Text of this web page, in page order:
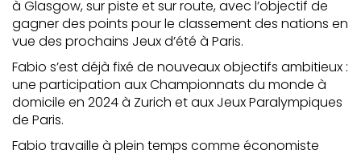
à Glasgow, sur piste et sur route, avec l’objectif de
gagner des points pour le classement des nations en
vue des prochains Jeux d’été à Paris.
Fabio s’est déjà fixé de nouveaux objectifs ambitieux :
une participation aux Championnats du monde à
domicile en 2024 à Zurich et aux Jeux Paralympiques
de Paris.
Fabio travaille à plein temps comme économiste